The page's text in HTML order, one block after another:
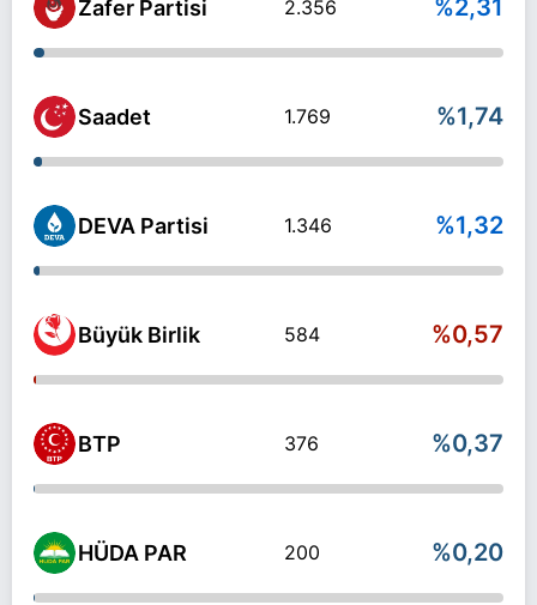
Zafer Partisi 2.356 %2,31
Saadet 1.769 %1,74
DEVA Partisi 1.346 %1,32
Büyük Birlik 584 %0,57
BTP 376 %0,37
HÜDA PAR 200 %0,20